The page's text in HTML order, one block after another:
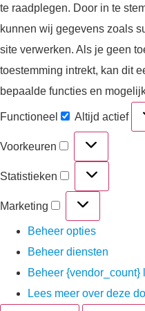
te raadplegen. Door in te
kunnen wij gegevens zoals
site verwerken. Als je geen
toestemming intrekt, kan dit
bepaalde functies en
Functioneel Altijd actief
Voorkeuren
Statistieken
Marketing
Beheer opties
Beheer diensten
Beheer {vendor_count}
Lees meer over deze